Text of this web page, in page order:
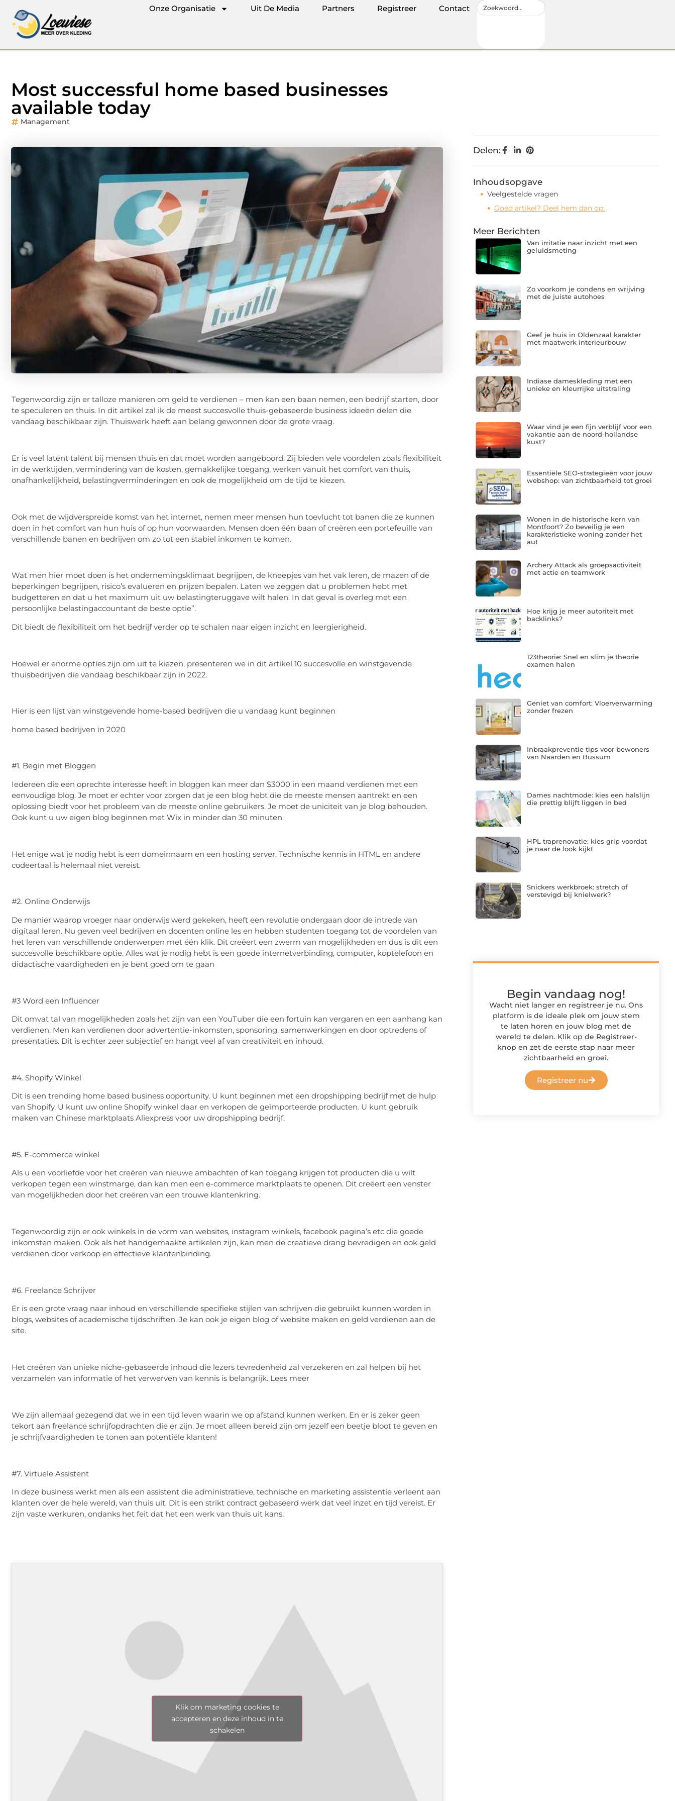
Onze Organisatie Uit De Media Partners Registreer Contact
Most successful home based businesses
available today
Management
Tegenwoordig zijn er talloze manieren om geld te verdienen – men kan een baan nemen, een bedrijf starten, door
te speculeren en thuis. In dit artikel zal ik de meest succesvolle thuis-gebaseerde business ideeën delen die
vandaag beschikbaar zijn. Thuiswerk heeft aan belang gewonnen door de grote vraag.
Er is veel latent talent bij mensen thuis en dat moet worden aangeboord. Zij bieden vele voordelen zoals flexibiliteit
in de werktijden, vermindering van de kosten, gemakkelijke toegang, werken vanuit het comfort van thuis,
onafhankelijkheid, belastingverminderingen en ook de mogelijkheid om de tijd te kiezen.
Ook met de wijdverspreide komst van het internet, nemen meer mensen hun toevlucht tot banen die ze kunnen
doen in het comfort van hun huis of op hun voorwaarden. Mensen doen één baan of creëren een portefeuille van
verschillende banen en bedrijven om zo tot een stabiel inkomen te komen.
Wat men hier moet doen is het ondernemingsklimaat begrijpen, de kneepjes van het vak leren, de mazen of de
beperkingen begrijpen, risico’s evalueren en prijzen bepalen. Laten we zeggen dat u problemen hebt met
budgetteren en dat u het maximum uit uw belastingteruggave wilt halen. In dat geval is overleg met een
persoonlijke belastingaccountant de beste optie”.
Dit biedt de flexibiliteit om het bedrijf verder op te schalen naar eigen inzicht en leergierigheid.
Hoewel er enorme opties zijn om uit te kiezen, presenteren we in dit artikel 10 succesvolle en winstgevende
thuisbedrijven die vandaag beschikbaar zijn in 2022.
Hier is een lijst van winstgevende home-based bedrijven die u vandaag kunt beginnen
home based bedrijven in 2020
#1. Begin met Bloggen
Iedereen die een oprechte interesse heeft in bloggen kan meer dan $3000 in een maand verdienen met een
eenvoudige blog. Je moet er echter voor zorgen dat je een blog hebt die de meeste mensen aantrekt en een
oplossing biedt voor het probleem van de meeste online gebruikers. Je moet de uniciteit van je blog behouden.
Ook kunt u uw eigen blog beginnen met Wix in minder dan 30 minuten.
Het enige wat je nodig hebt is een domeinnaam en een hosting server. Technische kennis in HTML en andere
codeertaal is helemaal niet vereist.
#2. Online Onderwijs
De manier waarop vroeger naar onderwijs werd gekeken, heeft een revolutie ondergaan door de intrede van
digitaal leren. Nu geven veel bedrijven en docenten online les en hebben studenten toegang tot de voordelen van
het leren van verschillende onderwerpen met één klik. Dit creëert een zwerm van mogelijkheden en dus is dit een
succesvolle beschikbare optie. Alles wat je nodig hebt is een goede internetverbinding, computer, koptelefoon en
didactische vaardigheden en je bent goed om te gaan
#3 Word een Influencer
Dit omvat tal van mogelijkheden zoals het zijn van een YouTuber die een fortuin kan vergaren en een aanhang kan
verdienen. Men kan verdienen door advertentie-inkomsten, sponsoring, samenwerkingen en door optredens of
presentaties. Dit is echter zeer subjectief en hangt veel af van creativiteit en inhoud.
#4. Shopify Winkel
Dit is een trending home based business ooportunity. U kunt beginnen met een dropshipping bedrijf met de hulp
van Shopify. U kunt uw online Shopify winkel daar en verkopen de geïmporteerde producten. U kunt gebruik
maken van Chinese marktplaats Aliexpress voor uw dropshipping bedrijf.
#5. E-commerce winkel
Als u een voorliefde voor het creëren van nieuwe ambachten of kan toegang krijgen tot producten die u wilt
verkopen tegen een winstmarge, dan kan men een e-commerce marktplaats te openen. Dit creëert een venster
van mogelijkheden door het creëren van een trouwe klantenkring.
Tegenwoordig zijn er ook winkels in de vorm van websites, instagram winkels, facebook pagina’s etc die goede
inkomsten maken. Ook als het handgemaakte artikelen zijn, kan men de creatieve drang bevredigen en ook geld
verdienen door verkoop en effectieve klantenbinding.
#6. Freelance Schrijver
Er is een grote vraag naar inhoud en verschillende specifieke stijlen van schrijven die gebruikt kunnen worden in
blogs, websites of academische tijdschriften. Je kan ook je eigen blog of website maken en geld verdienen aan de
site.
Het creëren van unieke niche-gebaseerde inhoud die lezers tevredenheid zal verzekeren en zal helpen bij het
verzamelen van informatie of het verwerven van kennis is belangrijk. Lees meer
We zijn allemaal gezegend dat we in een tijd leven waarin we op afstand kunnen werken. En er is zeker geen
tekort aan freelance schrijfopdrachten die er zijn. Je moet alleen bereid zijn om jezelf een beetje bloot te geven en
je schrijfvaardigheden te tonen aan potentiële klanten!
#7. Virtuele Assistent
In deze business werkt men als een assistent die administratieve, technische en marketing assistentie verleent aan
klanten over de hele wereld, van thuis uit. Dit is een strikt contract gebaseerd werk dat veel inzet en tijd vereist. Er
zijn vaste werkuren, ondanks het feit dat het een werk van thuis uit kans.
Klik om marketing cookies te
accepteren en deze inhoud in te
schakelen
Delen:
Inhoudsopgave
Veelgestelde vragen
Goed artikel? Deel hem dan op:
Meer Berichten
Van irritatie naar inzicht met een
geluidsmeting
Zo voorkom je condens en wrijving
met de juiste autohoes
Geef je huis in Oldenzaal karakter
met maatwerk interieurbouw
Indiase dameskleding met een
unieke en kleurrijke uitstraling
Waar vind je een fijn verblijf voor een
vakantie aan de noord-hollandse
kust?
Essentiële SEO-strategieën voor jouw
webshop: van zichtbaarheid tot groei
Wonen in de historische kern van
Montfoort? Zo beveilig je een
karakteristieke woning zonder het
aut
Archery Attack als groepsactiviteit
met actie en teamwork
Hoe krijg je meer autoriteit met
backlinks?
123theorie: Snel en slim je theorie
examen halen
Geniet van comfort: Vloerverwarming
zonder frezen
Inbraakpreventie tips voor bewoners
van Naarden en Bussum
Dames nachtmode: kies een halslijn
die prettig blijft liggen in bed
HPL traprenovatie: kies grip voordat
je naar de look kijkt
Snickers werkbroek: stretch of
verstevigd bij knielwerk?
Begin vandaag nog!
Wacht niet langer en registreer je nu. Ons
platform is de ideale plek om jouw stem
te laten horen en jouw blog met de
wereld te delen. Klik op de Registreer-
knop en zet de eerste stap naar meer
zichtbaarheid en groei.
Registreer nu